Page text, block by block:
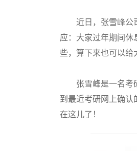
近日，张雪峰公司
应：大家过年期间休
些，算下来也可以给
张雪峰是一名考研
到最近考研网上确认
在这儿了！